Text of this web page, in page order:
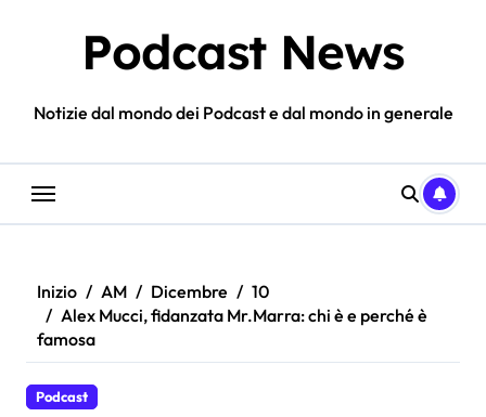
Podcast News
Notizie dal mondo dei Podcast e dal mondo in generale
Inizio AM Dicembre
10
Alex Mucci, fidanzata Mr.Marra: chi è e perché è
famosa
Podcast